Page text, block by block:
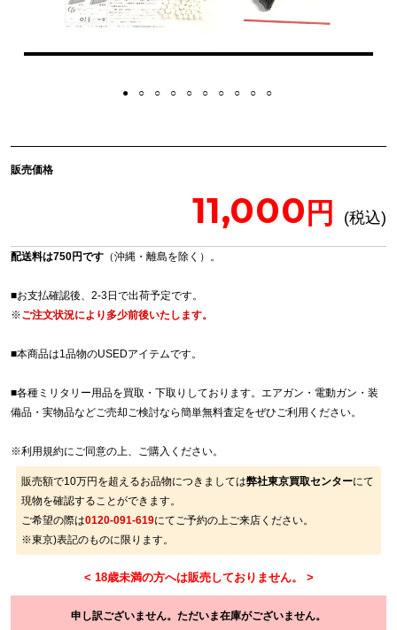
販売価格
11,000
配送料は750円です （沖縄・離島を除く）。
■お支払確認後、2-3日で出荷予定です。
※ご注文状況により多少前後いたします。
■本商品は1品物のUSEDアイテムです。
■各種ミリタリー用品を買取・下取りしております。エアガン・電動ガン・装
備品・実物品などご売却ご検討なら簡単無料査定をぜひご利用ください。
※利用規約にご同意の上、ご購入ください。
販売額で10万円を超えるお品物につきましては弊社東京買取センターにて
現物を確認することができます。
ご希望の際は0120-091-619にてご予約の上ご来店ください。
※東京)表記のものに限ります。
申し訳ございません。ただいま在庫がございません。